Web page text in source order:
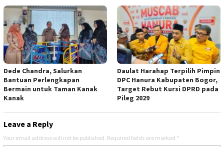
Dede Chandra, Salurkan
Bantuan Perlengkapan
Bermain untuk Taman Kanak
Kanak
Daulat Harahap Terpilih Pimpin
DPC Hanura Kabupaten Bogor,
Target Rebut Kursi DPRD pada
Pileg 2029
Leave a Reply
Your email address will not be published. Required fields are marked *